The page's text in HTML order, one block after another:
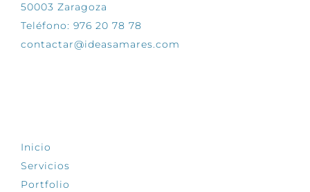
50003 Zaragoza
Teléfono: 976 20 78 78
contactar@ideasamares.com
Inicio
Servicios
Portfolio